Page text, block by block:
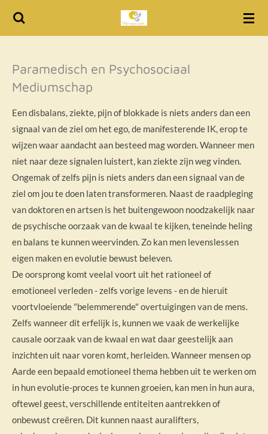
Ga
Paramedisch en Psychosociaal
Mediumschap
Een disbalans, ziekte, pijn of blokkade is niets anders dan een
signaal van de ziel om het ego, de manifesterende IK, erop te
wijzen waar aandacht aan besteed mag worden. Wanneer men
niet naar deze signalen luistert, kan ziekte zijn weg vinden.
Ongemak of zelfs pijn is niets anders dan een signaal van de
ziel om jou te doen laten transformeren. Naast de raadpleging
van doktoren en artsen is het buitengewoon noodzakelijk naar
de psychische oorzaak van de kwaal te kijken, teneinde heling
en balans te kunnen weervinden. Zo kan men levenslessen
eigen maken en evolutie bewust beleven.
De oorsprong komt veelal voort uit het rationeel of
emotioneel verleden - zelfs vorige levens - en de hieruit
voortvloeiende "belemmerende" overtuigingen van de mens.
Zelfs wanneer dit erfelijk is, kunnen we vaak de werkelijke
causale oorzaak van de kwaal en wat daar geestelijk aan
inzichten uit naar voren komt, herleiden. Wanneer mensen op
Aarde een bepaald emotioneel thema hebben uit te werken om
in hun evolutie-proces te kunnen groeien, kan men in hun aura,
oftewel geest, verschillende entiteiten aantrekken of
onbewust creëren. Dit kunnen naast auralifters,